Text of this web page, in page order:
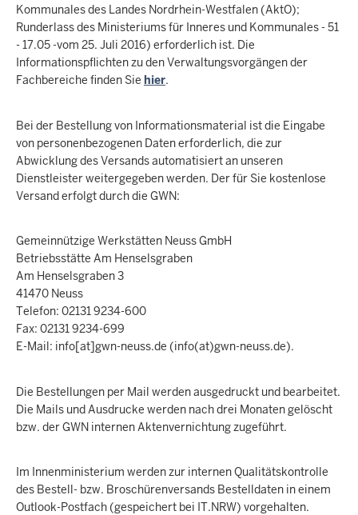
Kommunales des Landes Nordrhein-Westfalen (AktO);
Runderlass des Ministeriums für Inneres und Kommunales - 51
- 17.05 -vom 25. Juli 2016) erforderlich ist. Die
Informationspflichten zu den Verwaltungsvorgängen der
Fachbereiche finden Sie hier.
Bei der Bestellung von Informationsmaterial ist die Eingabe
von personenbezogenen Daten erforderlich, die zur
Abwicklung des Versands automatisiert an unseren
Dienstleister weitergegeben werden. Der für Sie kostenlose
Versand erfolgt durch die GWN:
Gemeinnützige Werkstätten Neuss GmbH
Betriebsstätte Am Henselsgraben
Am Henselsgraben 3
41470 Neuss
Telefon: 02131 9234-600
Fax: 02131 9234-699
E-Mail: info[at]gwn-neuss.de (info(at)gwn-neuss.de).
Die Bestellungen per Mail werden ausgedruckt und bearbeitet.
Die Mails und Ausdrucke werden nach drei Monaten gelöscht
bzw. der GWN internen Aktenvernichtung zugeführt.
Im Innenministerium werden zur internen Qualitätskontrolle
des Bestell- bzw. Broschürenversands Bestelldaten in einem
Outlook-Postfach (gespeichert bei IT.NRW) vorgehalten.